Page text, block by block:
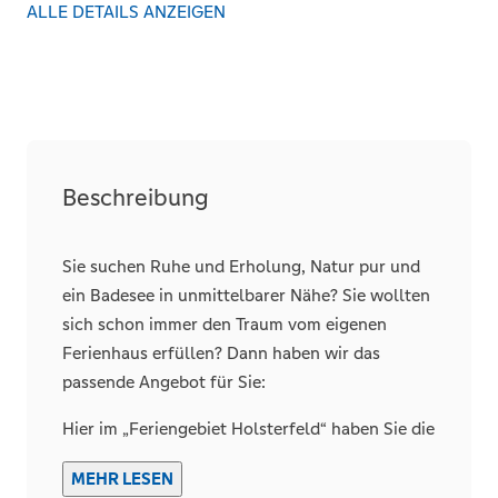
ALLE DETAILS ANZEIGEN
Beschreibung
Sie suchen Ruhe und Erholung, Natur pur und
ein Badesee in unmittelbarer Nähe? Sie wollten
sich schon immer den Traum vom eigenen
Ferienhaus erfüllen? Dann haben wir das
passende Angebot für Sie:
Hier im „Feriengebiet Holsterfeld“ haben Sie die
Möglichkeit Ihre Wohnträume zu verwirklichen
und ein gemütliches Zweit-Zuhause inmitten
MEHR LESEN